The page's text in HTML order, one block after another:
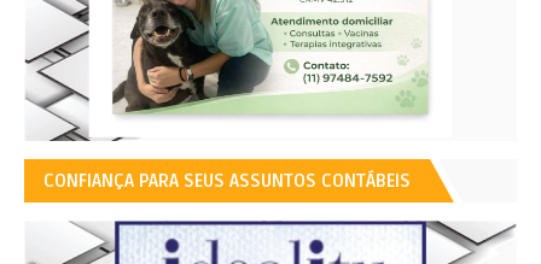
CONFIANÇA PARA SEUS ASSUNTOS CONTÁBEIS